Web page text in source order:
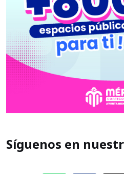
Síguenos en